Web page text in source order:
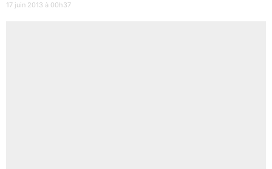
17 juin 2013 à 00h37